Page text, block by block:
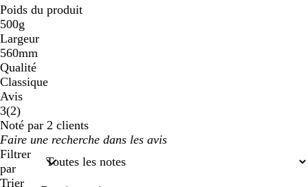
Poids du produit
500g
Largeur
560mm
Qualité
Classique
Avis
3(22
avis
)
Noté par 2 clients
Mes
saisies
de
recherche
Filtrer
par
Trier